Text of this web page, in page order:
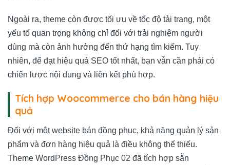
Ngoài ra, theme còn được tối ưu về tốc độ tải trang, một
yếu tố quan trọng không chỉ đối với trải nghiệm người
dùng mà còn ảnh hưởng đến thứ hạng tìm kiếm. Tuy
nhiên, để đạt hiệu quả SEO tốt nhất, bạn vẫn cần phải có
chiến lược nội dung và liên kết phù hợp.
Tích hợp Woocommerce cho bán hàng hiệu
quả
Đối với một website bán đồng phục, khả năng quản lý sản
phẩm và đơn hàng hiệu quả là điều không thể thiếu.
Theme WordPress Đồng Phục 02 đã tích hợp sẵn